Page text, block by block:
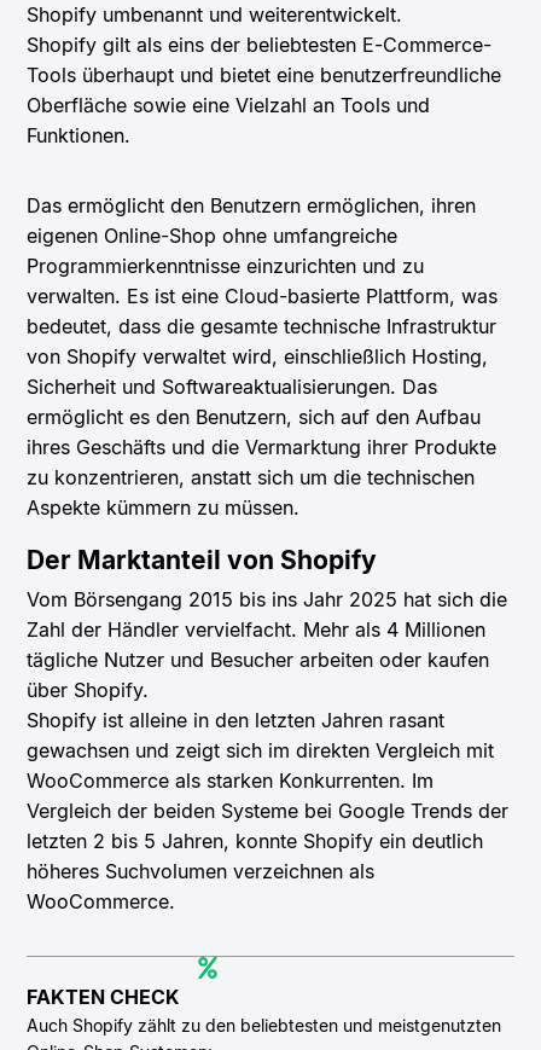
Shopify umbenannt und weiterentwickelt.
Shopify gilt als eins der beliebtesten E-Commerce-
Tools überhaupt und bietet eine benutzerfreundliche
Oberfläche sowie eine Vielzahl an Tools und
Funktionen.
Das ermöglicht den Benutzern ermöglichen, ihren
eigenen Online-Shop ohne umfangreiche
Programmierkenntnisse einzurichten und zu
verwalten. Es ist eine Cloud-basierte Plattform, was
bedeutet, dass die gesamte technische Infrastruktur
von Shopify verwaltet wird, einschließlich Hosting,
Sicherheit und Softwareaktualisierungen. Das
ermöglicht es den Benutzern, sich auf den Aufbau
ihres Geschäfts und die Vermarktung ihrer Produkte
zu konzentrieren, anstatt sich um die technischen
Aspekte kümmern zu müssen.
Der Marktanteil von Shopify
Vom Börsengang 2015 bis ins Jahr 2025 hat sich die
Zahl der Händler vervielfacht. Mehr als 4 Millionen
tägliche Nutzer und Besucher arbeiten oder kaufen
über Shopify.
Shopify ist alleine in den letzten Jahren rasant
gewachsen und zeigt sich im direkten Vergleich mit
WooCommerce als starken Konkurrenten. Im
Vergleich der beiden Systeme bei Google Trends der
letzten 2 bis 5 Jahren, konnte Shopify ein deutlich
höheres Suchvolumen verzeichnen als
WooCommerce.
FAKTEN CHECK
Auch Shopify zählt zu den beliebtesten und meistgenutzten